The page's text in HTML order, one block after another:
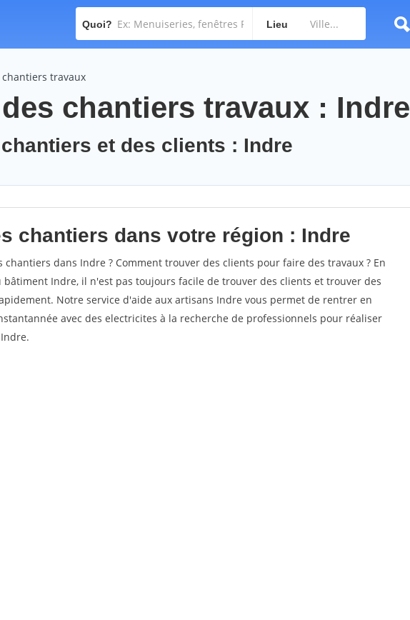
Quoi? Lieu
travaux
chantiers travaux : Indre
et des clients : Indre
chantiers dans votre région : Indre
chantiers dans Indre ? Comment trouver des clients pour faire des travaux ? En
Indre, il n'est pas toujours facile de trouver des clients et trouver des
Notre service d'aide aux artisans Indre vous permet de rentrer en
avec des electricites à la recherche de professionnels pour réaliser